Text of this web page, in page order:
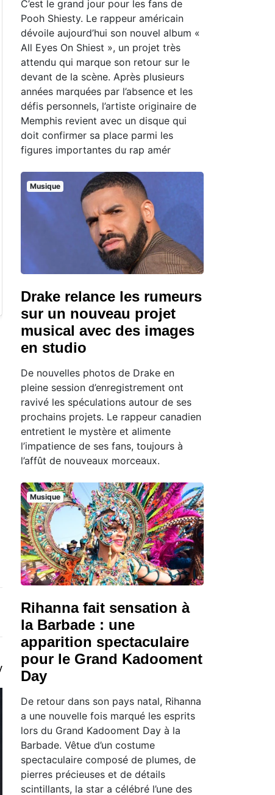
C’est le grand jour pour les fans de
Pooh Shiesty. Le rappeur américain
dévoile aujourd’hui son nouvel album «
All Eyes On Shiest », un projet très
attendu qui marque son retour sur le
devant de la scène. Après plusieurs
années marquées par l’absence et les
défis personnels, l’artiste originaire de
Memphis revient avec un disque qui
doit confirmer sa place parmi les
figures importantes du rap amér
Musique
Drake relance les rumeurs
sur un nouveau projet
musical avec des images
en studio
De nouvelles photos de Drake en
pleine session d’enregistrement ont
ravivé les spéculations autour de ses
prochains projets. Le rappeur canadien
entretient le mystère et alimente
l’impatience de ses fans, toujours à
l’affût de nouveaux morceaux.
Musique
Rihanna fait sensation à
la Barbade : une
apparition spectaculaire
pour le Grand Kadooment
Day
De retour dans son pays natal, Rihanna
a une nouvelle fois marqué les esprits
lors du Grand Kadooment Day à la
Barbade. Vêtue d’un costume
spectaculaire composé de plumes, de
pierres précieuses et de détails
scintillants, la star a célébré l’une des